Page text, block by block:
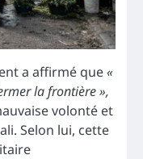
a affirmé que«
la frontière »,
volonté et
Selon lui, cette